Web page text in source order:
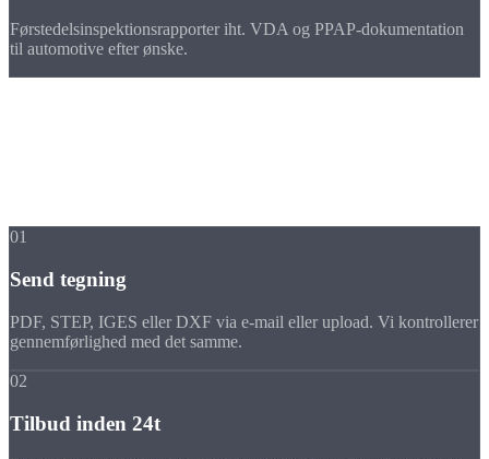
Førstedelsinspektionsrapporter iht. VDA og PPAP-dokumentation
til automotive efter ønske.
01
Send tegning
PDF, STEP, IGES eller DXF via e-mail eller upload. Vi kontrollerer
gennemførlighed med det samme.
02
Tilbud inden 24t